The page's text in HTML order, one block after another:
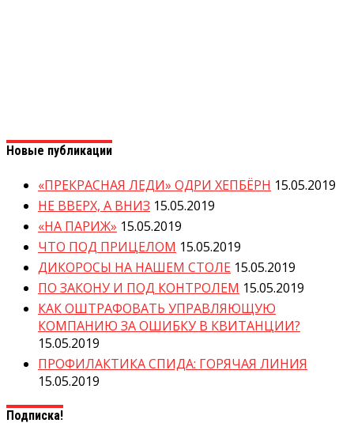
Новые публикации
«ПРЕКРАСНАЯ ЛЕДИ» ОДРИ ХЕПБЁРН 15.05.2019
НЕ ВВЕРХ, А ВНИЗ 15.05.2019
«НА ПАРИЖ» 15.05.2019
ЧТО ПОД ПРИЦЕЛОМ 15.05.2019
ДИКОРОСЫ НА НАШЕМ СТОЛЕ 15.05.2019
ПО ЗАКОНУ И ПОД КОНТРОЛЕМ 15.05.2019
КАК ОШТРАФОВАТЬ УПРАВЛЯЮЩУЮ
КОМПАНИЮ ЗА ОШИБКУ В КВИТАНЦИИ?
15.05.2019
ПРОФИЛАКТИКА СПИДА: ГОРЯЧАЯ ЛИНИЯ
15.05.2019
Подписка!